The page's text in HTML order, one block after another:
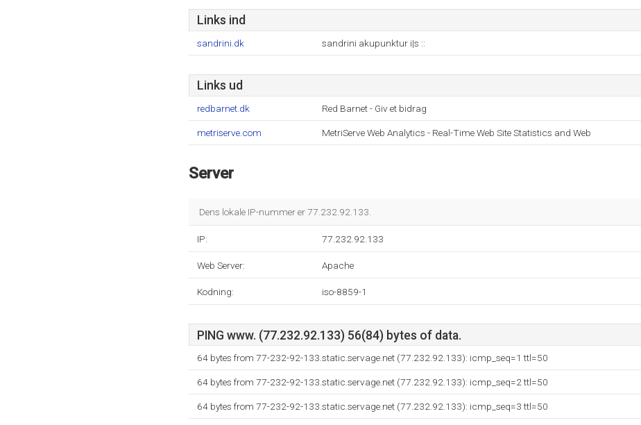
Links ind
sandrini.dk sandrini akupunktur i|s ::
Links ud
redbarnet.dk Red Barnet - Giv et bidrag
metriserve.com MetriServe Web Analytics - Real-Time Web Site Statistics and Web
Server
Dens lokale IP-nummer er 77.232.92.133.
IP: 77.232.92.133
Web Server: Apache
Kodning: iso-8859-1
PING www. (77.232.92.133) 56(84) bytes of data.
64 bytes from 77-232-92-133.static.servage.net (77.232.92.133): icmp_seq=1 ttl=50
64 bytes from 77-232-92-133.static.servage.net (77.232.92.133): icmp_seq=2 ttl=50
64 bytes from 77-232-92-133.static.servage.net (77.232.92.133): icmp_seq=3 ttl=50